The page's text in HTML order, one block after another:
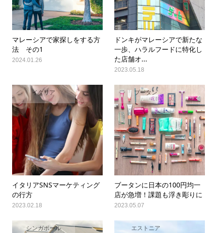
マレーシアで家探しをする方
法 その1
2024.01.26
ドンキがマレーシアで新たな
一歩、ハラルフードに特化し
た店舗オ...
2023.05.18
イタリア
イタリアSNSマーケティング
の行方
2023.02.18
ブータン
ブータンに日本の100円均一
店が急増！課題も浮き彫りに
2023.05.07
シンガポール エストニア